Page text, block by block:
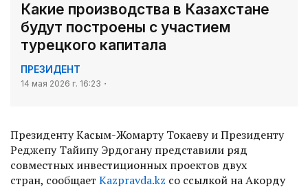
Какие производства в Казахстане
будут построены с участием
турецкого капитала
ПРЕЗИДЕНТ
14 мая 2026 г. 16:23
Президенту Касым-Жомарту Токаеву и Президенту
Реджепу Тайипу Эрдогану представили ряд
совместных инвестиционных проектов двух
стран, сообщает Kazpravda.kz со ссылкой на Акорду